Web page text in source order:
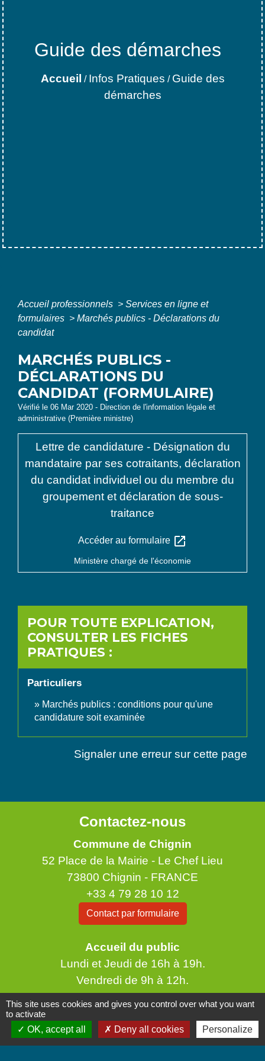
Guide des démarches
Accueil / Infos Pratiques / Guide des
démarches
Accueil professionnels > Services en ligne et
formulaires > Marchés publics - Déclarations du
candidat
MARCHÉS PUBLICS -
DÉCLARATIONS DU
CANDIDAT (FORMULAIRE)
Vérifié le 06 Mar 2020 - Direction de l'information légale et
administrative (Première ministre)
Lettre de candidature - Désignation du
mandataire par ses cotraitants, déclaration
du candidat individuel ou du membre du
groupement et déclaration de sous-
traitance
Accéder au formulaire open_in_new
Ministère chargé de l'économie
POUR TOUTE EXPLICATION,
CONSULTER LES FICHES
PRATIQUES :
Particuliers
Marchés publics : conditions pour qu'une
candidature soit examinée
Signaler une erreur sur cette page
Contactez-nous
Commune de Chignin
52 Place de la Mairie - Le Chef Lieu
73800 Chignin - FRANCE
+33 4 79 28 10 12
Contact par formulaire
Accueil du public
Lundi et Jeudi de 16h à 19h.
Vendredi de 9h à 12h.
This site uses cookies and gives you control over what you want
to activate
OK, accept all
Deny all cookies Personalize